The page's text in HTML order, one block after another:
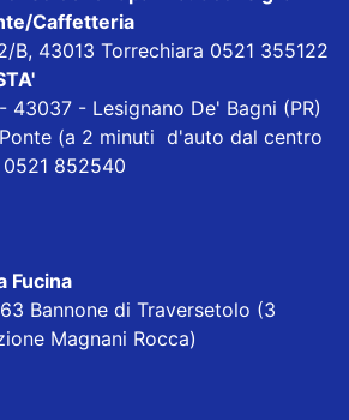
Caffetteria
B, 43013 Torrechiara 0521 355122
43037 - Lesignano De' Bagni (PR)
(a 2 minuti d'auto dal centro
852540
Fucina
Bannone di Traversetolo (3
Magnani Rocca)